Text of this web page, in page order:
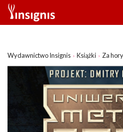
Wydawnictwo Insignis Książki Za